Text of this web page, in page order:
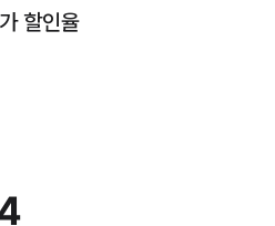
할인율